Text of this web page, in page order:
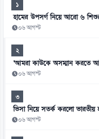
১
হামের উপসর্গ নিয়ে আরো ৬
০৬ আগস্ট
২
‘আমরা কাউকে অসম্মান করতে
০৬ আগস্ট
৩
ভিসা নিয়ে সতর্ক করলো ভারতীয়
০৬ আগস্ট